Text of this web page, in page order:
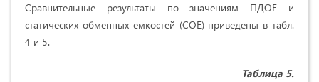
Сравнительные результаты по значениям ПДОЕ и
статических обменных емкостей (СОЕ) приведены в табл.
4 и 5.
Таблица 5.